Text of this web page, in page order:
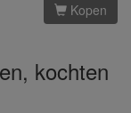
Kopen
kochten